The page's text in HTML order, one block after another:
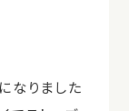
なりました